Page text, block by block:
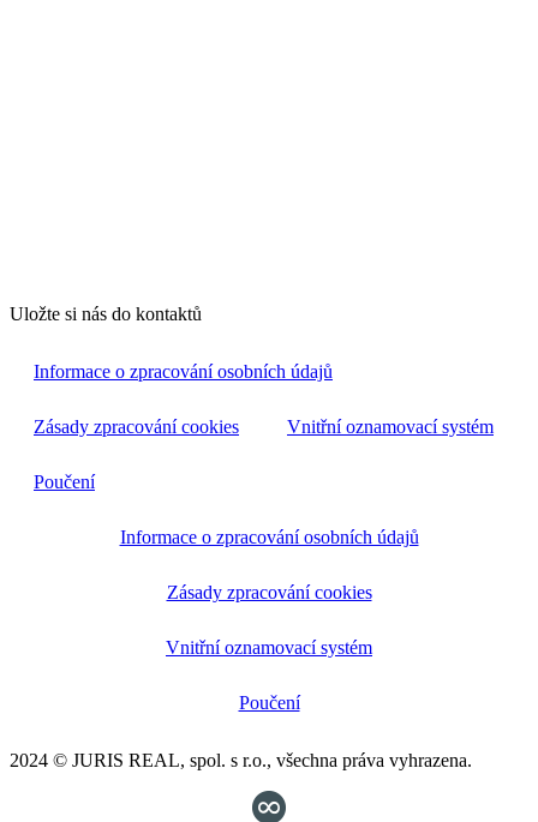
Uložte si nás do kontaktů
Informace o zpracování osobních údajů
Zásady zpracování cookies Vnitřní oznamovací systém
Poučení
Informace o zpracování osobních údajů
Zásady zpracování cookies
Vnitřní oznamovací systém
Poučení
2024 © JURIS REAL, spol. s r.o., všechna práva vyhrazena.